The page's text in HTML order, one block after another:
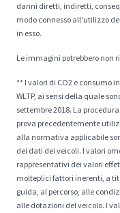
danni diretti, indiretti,
modo connesso all'utilizzo
in esso.
Le immagini potrebbero non
** I valori di CO2 e consumo
WLTP, ai sensi della quale
settembre 2018. La
prova precedentemente
alla normativa applicabile
dei dati dei veicoli. I valori
rappresentativi dei valori
molteplici fattori inerenti, a
guida, al percorso, alle
alle dotazioni del veicolo. I